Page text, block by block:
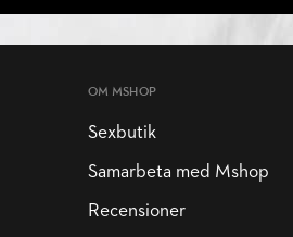
OM MSHOP
Sexbutik
Samarbeta med Mshop
Recensioner